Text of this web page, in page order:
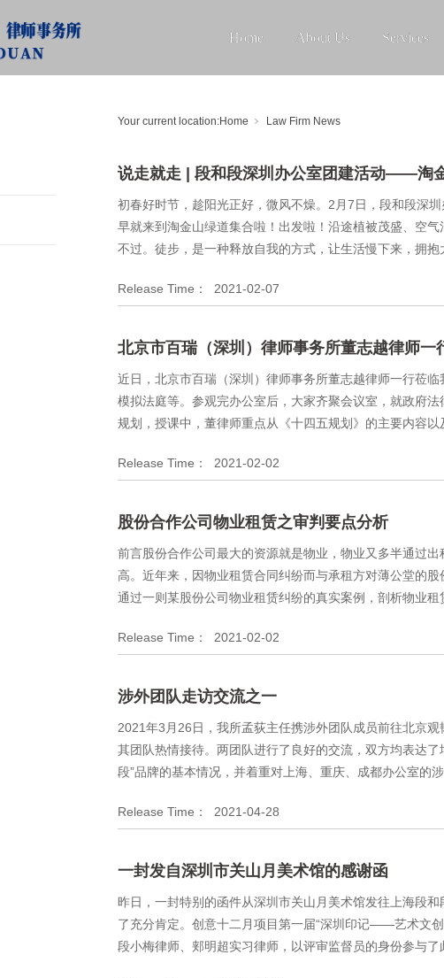
Home About Us Services
Your current location:Home Law Firm News
说走就走 | 段和段深圳办公室团建活动——淘
初春好时节，趁阳光正好，微风不燥。2月7日，段和段深
早就来到淘金山绿道集合啦！出发啦！沿途植被茂盛、空
不过。徒步，是一种释放自我的方式，让生活慢下来，拥抱
Release Time： 2021-02-07
北京市百瑞（深圳）律师事务所董志越律师一
近日，北京市百瑞（深圳）律师事务所董志越律师一行莅
模拟法庭等。参观完办公室后，大家齐聚会议室，就政府
规划，授课中，董律师重点从《十四五规划》的主要内容以
Release Time： 2021-02-02
股份合作公司物业租赁之审判要点分析
前言股份合作公司最大的资源就是物业，物业又多半通过
高。近年来，因物业租赁合同纠纷而与承租方对薄公堂的
通过一则某股份公司物业租赁纠纷的真实案例，剖析物业租
Release Time： 2021-02-02
涉外团队走访交流之一
2021年3月26日，我所孟荻主任携涉外团队成员前往北京
其团队热情接待。两团队进行了良好的交流，双方均表达
段”品牌的基本情况，并着重对上海、重庆、成都办公室的
Release Time： 2021-04-28
一封发自深圳市关山月美术馆的感谢函
昨日，一封特别的函件从深圳市关山月美术馆发往上海段
了充分肯定。创意十二月项目第一届“深圳印记——艺术文
段小梅律师、郏明超实习律师，以评审监督员的身份参与了